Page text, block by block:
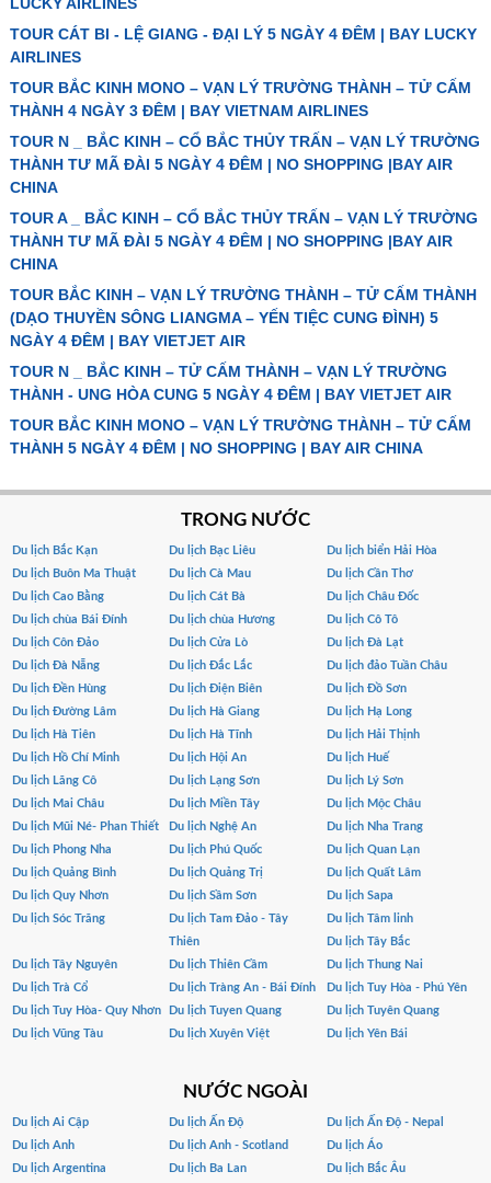
TOUR CÁT BI - LỆ GIANG - ĐẠI LÝ 5 NGÀY 4 ĐÊM | BAY LUCKY
AIRLINES
TOUR BẮC KINH MONO – VẠN LÝ TRƯỜNG THÀNH – TỬ CẤM
THÀNH 4 NGÀY 3 ĐÊM | BAY VIETNAM AIRLINES
TOUR N _ BẮC KINH – CỔ BẮC THỦY TRẤN – VẠN LÝ TRƯỜNG
THÀNH TƯ MÃ ĐÀI 5 NGÀY 4 ĐÊM | NO SHOPPING |BAY AIR
CHINA
TOUR A _ BẮC KINH – CỔ BẮC THỦY TRẤN – VẠN LÝ TRƯỜNG
THÀNH TƯ MÃ ĐÀI 5 NGÀY 4 ĐÊM | NO SHOPPING |BAY AIR
CHINA
TOUR BẮC KINH – VẠN LÝ TRƯỜNG THÀNH – TỬ CẤM THÀNH
(DẠO THUYỀN SÔNG LIANGMA – YẾN TIỆC CUNG ĐÌNH) 5
NGÀY 4 ĐÊM | BAY VIETJET AIR
TOUR N _ BẮC KINH – TỬ CẤM THÀNH – VẠN LÝ TRƯỜNG
THÀNH - UNG HÒA CUNG 5 NGÀY 4 ĐÊM | BAY VIETJET AIR
TOUR BẮC KINH MONO – VẠN LÝ TRƯỜNG THÀNH – TỬ CẤM
THÀNH 5 NGÀY 4 ĐÊM | NO SHOPPING | BAY AIR CHINA
TRONG NƯỚC
Du lịch Bắc Kạn Du lịch Bạc Liêu
Du lịch biển Hải Hòa
Du lịch Buôn Ma Thuật
Du lịch Cà Mau
Du lịch Cần Thơ
Du lịch Cao Bằng
Du lịch Cát Bà
Du lịch Châu Đốc
Du lịch chùa Bái Đính
Du lịch chùa Hương
Du lịch Cô Tô
Du lịch Côn Đảo
Du lịch Cửa Lò
Du lịch Đà Lạt
Du lịch Đà Nẵng
Du lịch Đắc Lắc
Du lịch đảo Tuần Châu
Du lịch Đền Hùng
Du lịch Điện Biên
Du lịch Đồ Sơn
Du lịch Đường Lâm
Du lịch Hà Giang
Du lịch Hạ Long
Du lịch Hà Tiên
Du lịch Hà Tĩnh
Du lịch Hải Thịnh
Du lịch Hồ Chí Minh
Du lịch Hội An
Du lịch Huế
Du lịch Lăng Cô
Du lịch Lạng Sơn
Du lịch Lý Sơn
Du lịch Mai Châu
Du lịch Miền Tây
Du lịch Mộc Châu
Du lịch Mũi Né- Phan Thiết
Du lịch Nghệ An
Du lịch Nha Trang
Du lịch Phong Nha
Du lịch Phú Quốc
Du lịch Quan Lạn
Du lịch Quảng Bình
Du lịch Quảng Trị
Du lịch Quất Lâm
Du lịch Quy Nhơn
Du lịch Sầm Sơn
Du lịch Sapa
Du lịch Sóc Trăng
Du lịch Tam Đảo - Tây
Thiên
Du lịch Tâm linh
Du lịch Tây Bắc
Du lịch Tây Nguyên
Du lịch Thiên Cầm
Du lịch Thung Nai
Du lịch Trà Cổ
Du lịch Tràng An - Bái Đính
Du lịch Tuy Hòa - Phú Yên
Du lịch Tuy Hòa- Quy Nhơn
Du lịch Tuyen Quang
Du lịch Tuyên Quang
Du lịch Vũng Tàu
Du lịch Xuyên Việt Du lịch Yên Bái
NƯỚC NGOÀI
Du lịch Ai Cập Du lịch Ấn Độ
Du lịch Ấn Độ - Nepal
Du lịch Anh
Du lịch Anh - Scotland
Du lịch Áo
Du lịch Argentina
Du lịch Ba Lan
Du lịch Bắc Âu